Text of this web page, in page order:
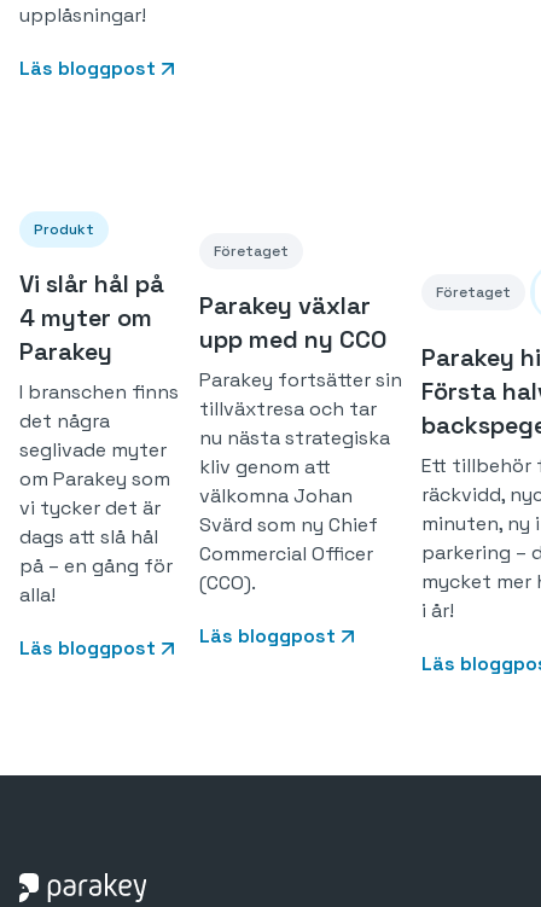
upplåsningar!
Läs bloggpost
Produkt
Vi slår hål på
4 myter om
Parakey
I branschen finns
det några
seglivade myter
om Parakey som
vi tycker det är
dags att slå hål
på – en gång för
alla!
Läs bloggpost
Företaget
Parakey växlar
upp med ny CCO
Parakey fortsätter sin
tillväxtresa och tar
nu nästa strategiska
kliv genom att
välkomna Johan
Svärd som ny Chief
Commercial Officer
(CCO).
Läs bloggpost
Företaget
Parakey
Första
Ett tillbehör
räckvidd,
minuten,
parkering –
mycket mer
i år!
Läs